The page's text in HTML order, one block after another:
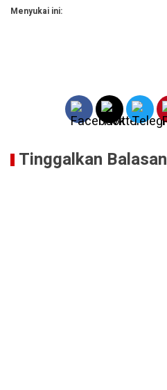
Menyukai ini:
Tinggalkan Balasan